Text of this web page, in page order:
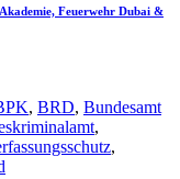
Feuerwehr Dubai &
, BRD, Bundesamt
,
,